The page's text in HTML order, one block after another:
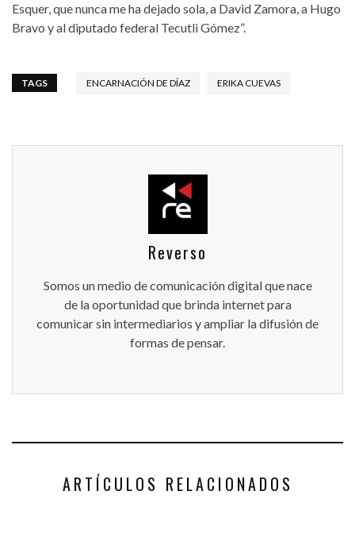
Esquer, que nunca me ha dejado sola, a David Zamora, a Hugo
Bravo y al diputado federal Tecutli Gómez”.
TAGS ENCARNACIÓN DE DÍAZ ERIKA CUEVAS
Reverso
Somos un medio de comunicación digital que nace
de la oportunidad que brinda internet para
comunicar sin intermediarios y ampliar la difusión de
formas de pensar.
ARTÍCULOS RELACIONADOS